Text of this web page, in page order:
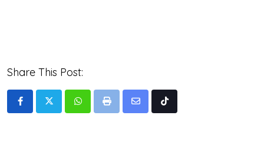
Share This Post:
WhatsappPrint
Share
Tiktok